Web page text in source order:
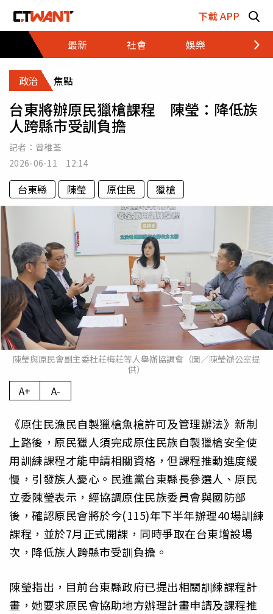
下載 APP
最新
社會 娛樂 財經
政治 焦點
台東將辦原民獵槍課程 陳瑩：降低族
人跨縣市受訓負擔
記者： 曾稚荃
2026-06-11 12:14
台東縣 陳瑩 原住民 獵槍
陳瑩與原民會副主委杜莊梅莊等人舉辦協調會（圖／陳瑩辦公室提
供）
A+ A-
《原住民漁民自製獵槍魚槍許可及管理辦法》新制
上路後，原民獵人須完成原住民族自製獵槍安全使
用訓練課程才能申請相關資格，但課程推動進度緩
慢，引發族人憂心。民進黨台東縣長參選人、原民
立委陳瑩表示，經協調原住民族委員會與國防部
後，確認原民會將於今(115)年下半年辦理40場訓練
課程，並於7月正式開課，同時爭取在台東增設場
次，降低族人跨縣市受訓負擔。
陳瑩指出，目前台東縣政府已提出相關訓練課程計
畫，她要求原民會協助地方辦理計畫申請及課程推